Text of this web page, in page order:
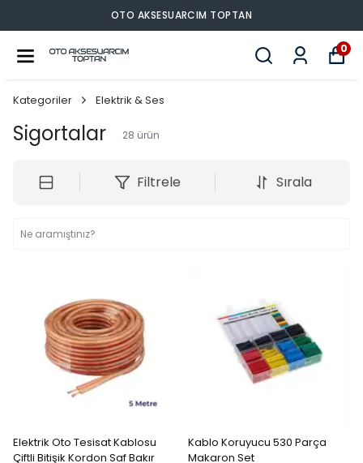
OTO AKSESUARCIM TOPTAN
0
Kategoriler Elektrik & Ses
Sigortalar 28 ürün
Filtrele Sırala
Elektrik Oto Tesisat Kablosu
Çiftli Bitişik Kordon Saf Bakır
Kablo Koruyucu 530 Parça
Makaron Set